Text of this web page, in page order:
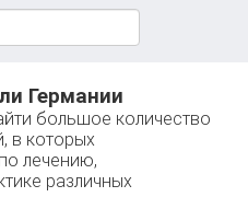
Германии
большое количество
в которых
лечению,
различных